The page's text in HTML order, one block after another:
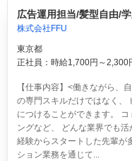
広告運用担当/髪型自由/
株式会社FFU
東京都
正社員：時給1,700円～2,300
【仕事内容】<働きながら、
の専門スキルだけではなく、
につけることができます。
ングなど、 どんな業界でも
経験からスタートした先輩が
ション業務を通じて...